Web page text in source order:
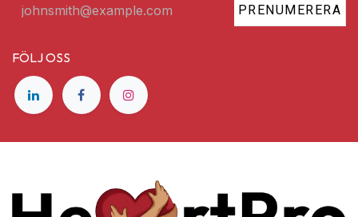
PRENUMERERA
FÖLJ OSS